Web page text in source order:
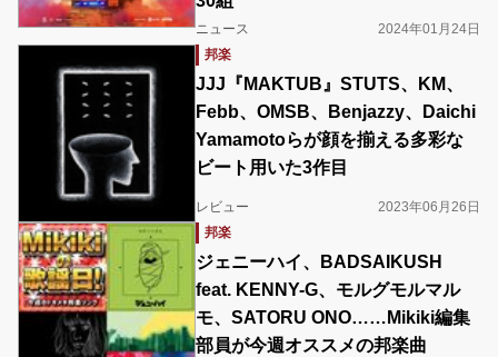
ニュース
2024年01月24日
邦楽
JJJ『MAKTUB』STUTS、KM、
Febb、OMSB、Benjazzy、Daichi
Yamamotoらが顔を揃える多彩な
ビート用いた3作目
レビュー
2023年06月26日
邦楽
ジェニーハイ、BADSAIKUSH
feat. KENNY-G、モルグモルマル
モ、SATORU ONO……Mikiki編集
部員が今週オススメの邦楽曲